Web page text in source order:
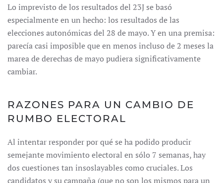
Lo imprevisto de los resultados del 23J se basó
especialmente en un hecho: los resultados de las
elecciones autonómicas del 28 de mayo. Y en una premisa:
parecía casi imposible que en menos incluso de 2 meses la
marea de derechas de mayo pudiera significativamente
cambiar.
RAZONES PARA UN CAMBIO DE
RUMBO ELECTORAL
Al intentar responder por qué se ha podido producir
semejante movimiento electoral en sólo 7 semanas, hay
dos cuestiones tan insoslayables como cruciales. Los
candidatos y su campaña (que no son los mismos para un